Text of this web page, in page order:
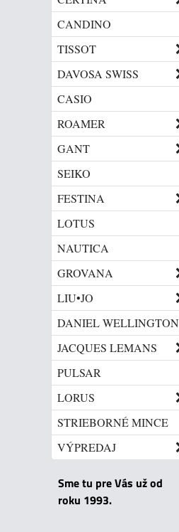
CANDINO
TISSOT
DAVOSA SWISS
CASIO
ROAMER
GANT
SEIKO
FESTINA
LOTUS
NAUTICA
GROVANA
LIU•JO
DANIEL WELLINGTON
JACQUES LEMANS
PULSAR
LORUS
STRIEBORNÉ MINCE
VÝPREDAJ
Sme tu pre Vás už od
roku 1993.